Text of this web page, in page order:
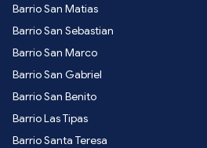
Barrio San Matias
Barrio San Sebastian
Barrio San Marco
Barrio San Gabriel
Barrio San Benito
Barrio Las Tipas
Barrio Santa Teresa